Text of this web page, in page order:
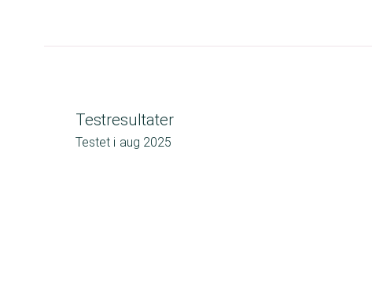
Testresultater
Testet i aug 2025